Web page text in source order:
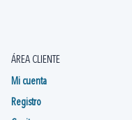
ÁREA CLIENTE
Mi cuenta
Registro